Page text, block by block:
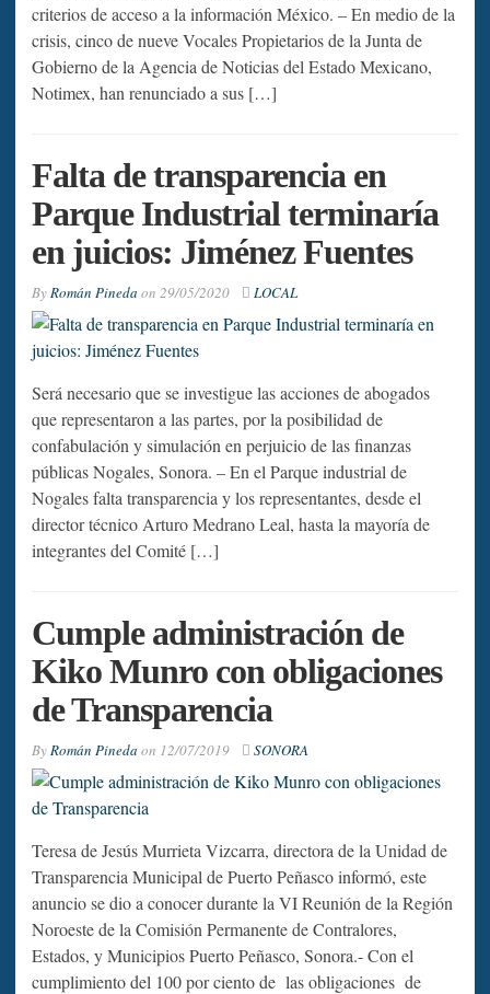
criterios de acceso a la información México. – En medio de la
crisis, cinco de nueve Vocales Propietarios de la Junta de
Gobierno de la Agencia de Noticias del Estado Mexicano,
Notimex, han renunciado a sus […]
Falta de transparencia en
Parque Industrial terminaría
en juicios: Jiménez Fuentes
ByRomán Pineda on 29/05/2020 LOCAL
Será necesario que se investigue las acciones de abogados
que representaron a las partes, por la posibilidad de
confabulación y simulación en perjuicio de las finanzas
públicas Nogales, Sonora. – En el Parque industrial de
Nogales falta transparencia y los representantes, desde el
director técnico Arturo Medrano Leal, hasta la mayoría de
integrantes del Comité […]
Cumple administración de
Kiko Munro con obligaciones
de Transparencia
ByRomán Pineda on 12/07/2019 SONORA
Teresa de Jesús Murrieta Vizcarra, directora de la Unidad de
Transparencia Municipal de Puerto Peñasco informó, este
anuncio se dio a conocer durante la VI Reunión de la Región
Noroeste de la Comisión Permanente de Contralores,
Estados, y Municipios Puerto Peñasco, Sonora.- Con el
cumplimiento del 100 por ciento de las obligaciones de